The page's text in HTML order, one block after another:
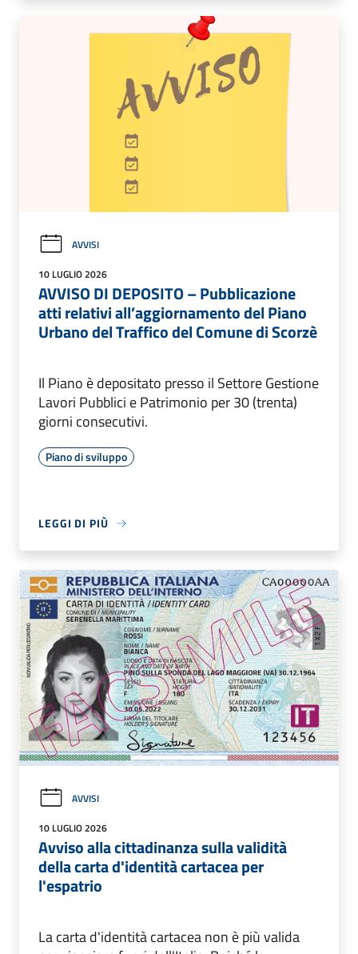
AVVISI
10 LUGLIO 2026
AVVISO DI DEPOSITO – Pubblicazione
atti relativi all’aggiornamento del Piano
Urbano del Traffico del Comune di Scorzè
Il Piano è depositato presso il Settore Gestione
Lavori Pubblici e Patrimonio per 30 (trenta)
giorni consecutivi.
Piano di sviluppo
LEGGI DI PIÙ
AVVISI
10 LUGLIO 2026
Avviso alla cittadinanza sulla validità
della carta d'identità cartacea per
l'espatrio
La carta d'identità cartacea non è più valida